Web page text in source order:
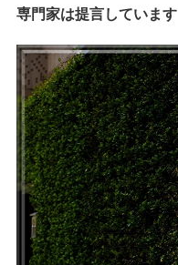
専門家は提言しています